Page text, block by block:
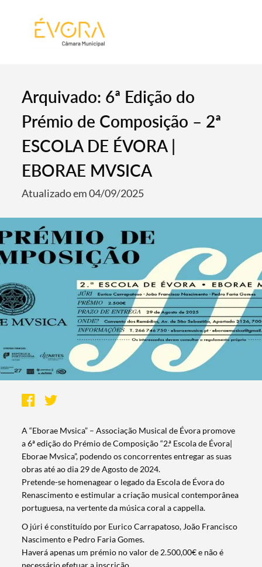
Arquivado: 6ª Edição do
Prémio de Composição – 2ª
ESCOLA DE ÉVORA |
EBORAE MVSICA
Atualizado em 04/09/2025
A “Eborae Mvsica” – Associação Musical de Évora promove
a 6ª edição do Prémio de Composição “2.ª Escola de Évora|
Eborae Mvsica”, podendo os concorrentes entregar as suas
obras até ao dia 29 de Agosto de 2024.
Pretende-se homenagear o legado da Escola de Évora do
Renascimento e estimular a criação musical contemporânea
portuguesa, na vertente da música coral a cappella.
O júri é constituído por Eurico Carrapatoso, João Francisco
Nascimento e Pedro Faria Gomes.
Haverá apenas um prémio no valor de 2.500,00€ e não é
necessário efetuar a inscrição.